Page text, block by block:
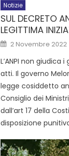
Notizie
SUL DECRETO
LEGITTIMA
2 Novembre 2022
L’ANPI non
atti. Il governo
legge cosiddetto
Consiglio dei
dall’art 17 della
disposizione